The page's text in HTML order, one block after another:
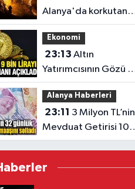
Alanya'da korkutan
yangın
Ekonomi
23:13 Altın
Yatırımcısının Gözü 9
Bin TL’de
Alanya Haberleri
23:11
Mevduat Getirisi 100
Bini Aştı